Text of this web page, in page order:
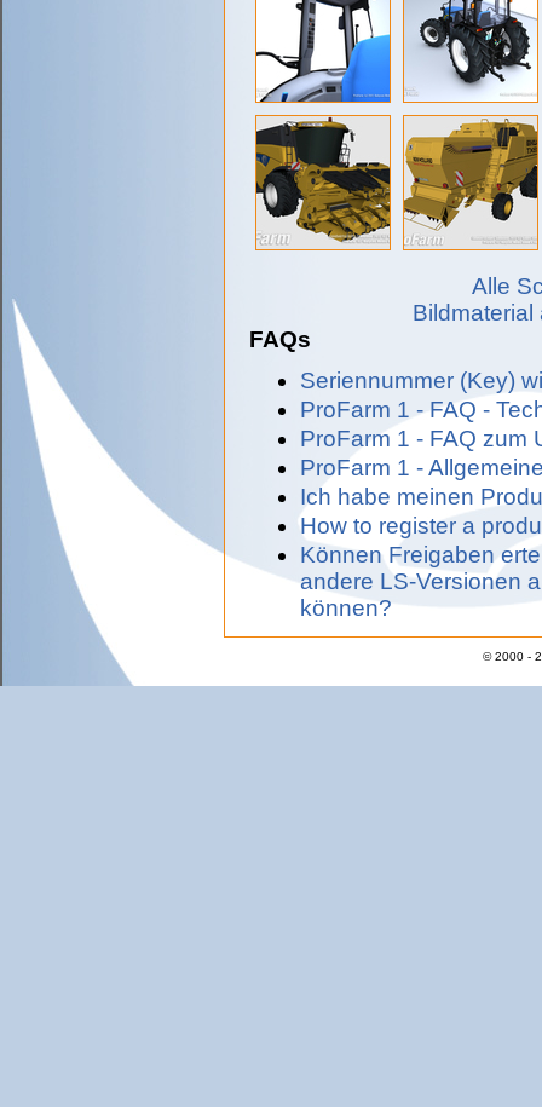
Alle
Bildmaterial
FAQs
Seriennummer (Key)
ProFarm 1 - FAQ -
ProFarm 1 - FAQ zum
ProFarm 1 -
Ich habe meinen
How to register a
Können Freigaben
andere LS-Versionen
können?
© 2000 -